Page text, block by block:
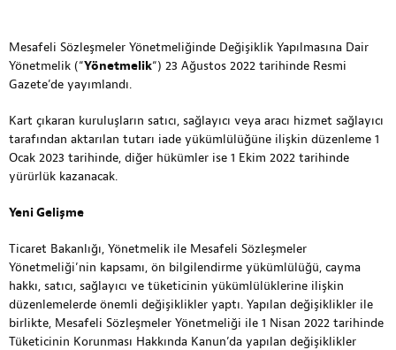
Mesafeli Sözleşmeler Yönetmeliğinde Değişiklik Yapılmasına Dair
Yönetmelik (“Yönetmelik“) 23 Ağustos 2022 tarihinde Resmi
Gazete’de yayımlandı.
Kart çıkaran kuruluşların satıcı, sağlayıcı veya aracı hizmet sağlayıcı
tarafından aktarılan tutarı iade yükümlülüğüne ilişkin düzenleme 1
Ocak 2023 tarihinde, diğer hükümler ise 1 Ekim 2022 tarihinde
yürürlük kazanacak.
Yeni Gelişme
Ticaret Bakanlığı, Yönetmelik ile Mesafeli Sözleşmeler
Yönetmeliği’nin kapsamı, ön bilgilendirme yükümlülüğü, cayma
hakkı, satıcı, sağlayıcı ve tüketicinin yükümlülüklerine ilişkin
düzenlemelerde önemli değişiklikler yaptı. Yapılan değişiklikler ile
birlikte, Mesafeli Sözleşmeler Yönetmeliği ile 1 Nisan 2022 tarihinde
Tüketicinin Korunması Hakkında Kanun’da yapılan değişiklikler